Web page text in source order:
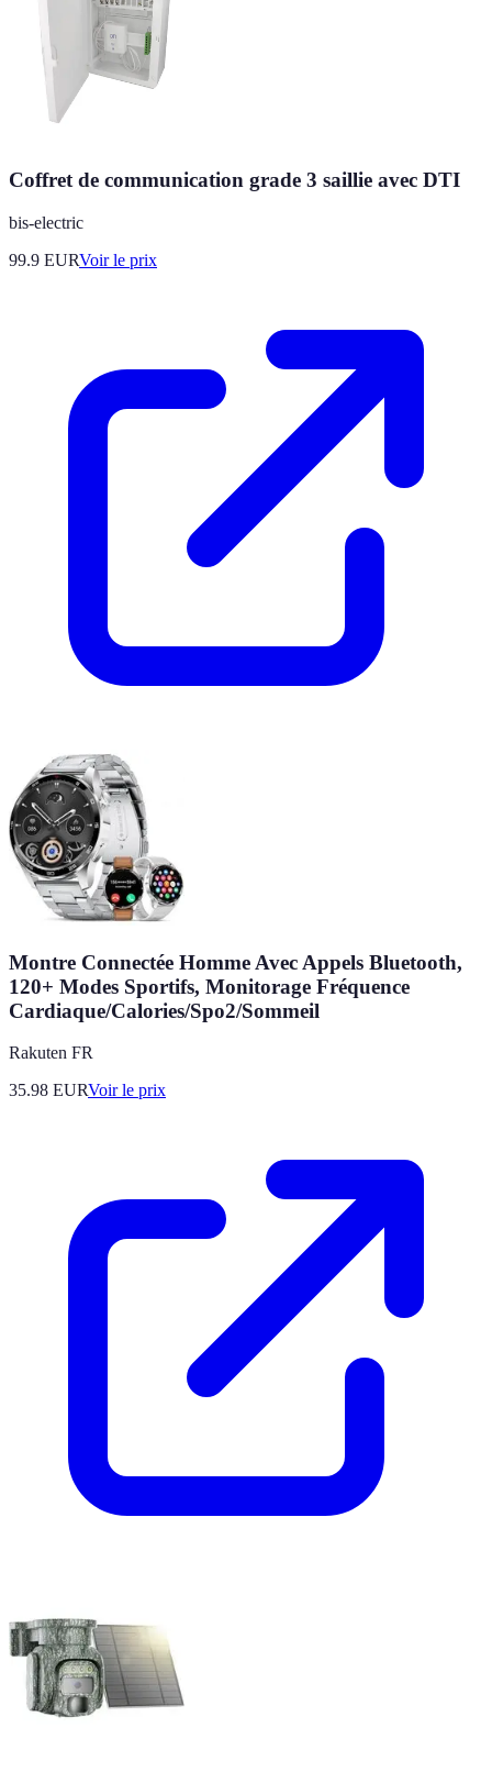
Coffret de communication grade 3 saillie avec DTI
bis-electric
99.9 EURVoir le prix
Montre Connectée Homme Avec Appels Bluetooth,
120+ Modes Sportifs, Monitorage Fréquence
Cardiaque/Calories/Spo2/Sommeil
Rakuten FR
35.98 EURVoir le prix